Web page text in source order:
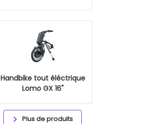
Handbike tout éléctrique
Lomo GX 16"
Plus de produits